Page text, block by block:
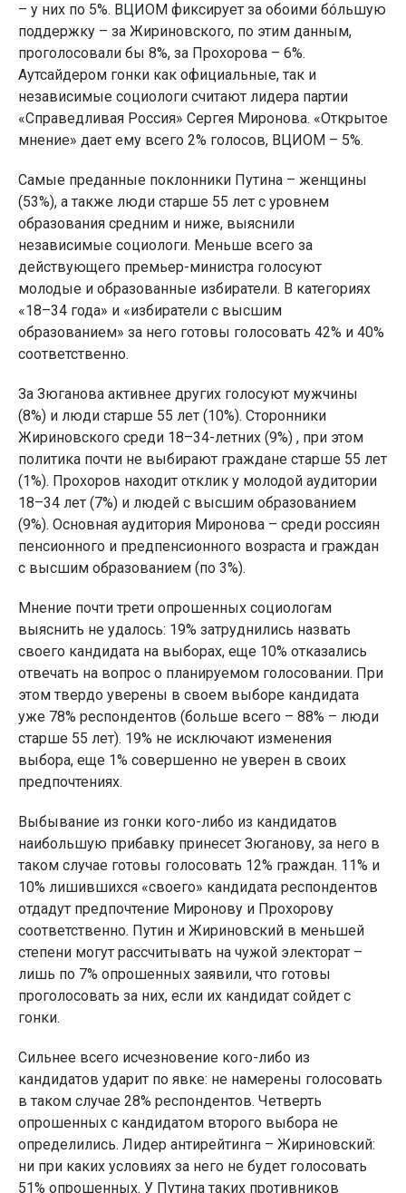
– у них по 5%. ВЦИОМ фиксирует за обоими бóльшую
поддержку – за Жириновского, по этим данным,
проголосовали бы 8%, за Прохорова – 6%.
Аутсайдером гонки как официальные, так и
независимые социологи считают лидера партии
«Справедливая Россия» Сергея Миронова. «Открытое
мнение» дает ему всего 2% голосов, ВЦИОМ – 5%.
Самые преданные поклонники Путина – женщины
(53%), а также люди старше 55 лет с уровнем
образования средним и ниже, выяснили
независимые социологи. Меньше всего за
действующего премьер-министра голосуют
молодые и образованные избиратели. В категориях
«18–34 года» и «избиратели с высшим
образованием» за него готовы голосовать 42% и 40%
соответственно.
За Зюганова активнее других голосуют мужчины
(8%) и люди старше 55 лет (10%). Сторонники
Жириновского среди 18–34-летних (9%) , при этом
политика почти не выбирают граждане старше 55 лет
(1%). Прохоров находит отклик у молодой аудитории
18–34 лет (7%) и людей с высшим образованием
(9%). Основная аудитория Миронова – среди россиян
пенсионного и предпенсионного возраста и граждан
с высшим образованием (по 3%).
Мнение почти трети опрошенных социологам
выяснить не удалось: 19% затруднились назвать
своего кандидата на выборах, еще 10% отказались
отвечать на вопрос о планируемом голосовании. При
этом твердо уверены в своем выборе кандидата
уже 78% респондентов (больше всего – 88% – люди
старше 55 лет). 19% не исключают изменения
выбора, еще 1% совершенно не уверен в своих
предпочтениях.
Выбывание из гонки кого-либо из кандидатов
наибольшую прибавку принесет Зюганову, за него в
таком случае готовы голосовать 12% граждан. 11% и
10% лишившихся «своего» кандидата респондентов
отдадут предпочтение Миронову и Прохорову
соответственно. Путин и Жириновский в меньшей
степени могут рассчитывать на чужой электорат –
лишь по 7% опрошенных заявили, что готовы
проголосовать за них, если их кандидат сойдет с
гонки.
Сильнее всего исчезновение кого-либо из
кандидатов ударит по явке: не намерены голосовать
в таком случае 28% респондентов. Четверть
опрошенных с кандидатом второго выбора не
определились. Лидер антирейтинга – Жириновский:
ни при каких условиях за него не будет голосовать
51% опрошенных. У Путина таких противников